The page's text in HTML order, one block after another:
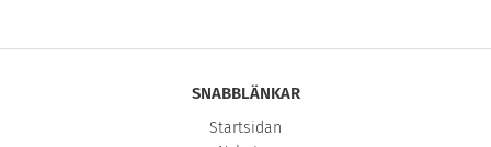
SNABBLÄNKAR
Startsidan